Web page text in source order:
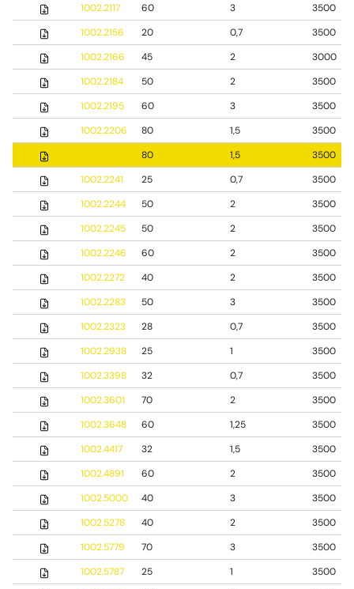
1002.2117 60 3
3500
1002.2156
20 0,7
3500
1002.2166
45 2
3000
1002.2184
50 2
3500
1002.2195
60 3
3500
1002.2206
80 1,5
3500
80 1,5
3500
1002.2241
25 0,7
3500
1002.2244
50 2
3500
1002.2245
50 2
3500
1002.2246
60 2
3500
1002.2272
40 2
3500
1002.2283
50 3
3500
1002.2323
28 0,7
3500
1002.2938
25 1
3500
1002.3398
32 0,7
3500
1002.3601
70 2
3500
1002.3648
60 1,25
3500
1002.4417
32 1,5
3500
1002.4891
60 2
3500
1002.5000
40 3
3500
1002.5278
40 2
3500
1002.5779
70 3
3500
1002.5787
25 1
3500